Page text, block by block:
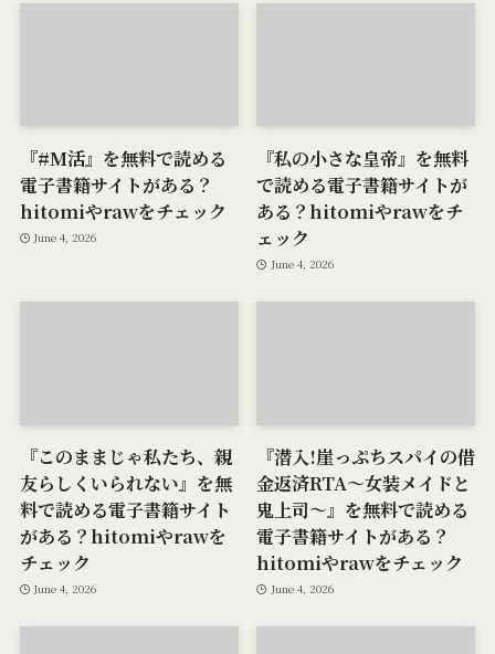
『#M活』を無料で読める
電子書籍サイトがある？
hitomiやrawをチェック
June 4, 2026
『私の小さな皇帝』を無料
で読める電子書籍サイトが
ある？hitomiやrawをチ
ェック
June 4, 2026
『このままじゃ私たち、親
友らしくいられない』を無
料で読める電子書籍サイト
がある？hitomiやrawを
チェック
June 4, 2026
『潜入!崖っぷちスパイの借
金返済RTA～女装メイドと
鬼上司～』を無料で読める
電子書籍サイトがある？
hitomiやrawをチェック
June 4, 2026